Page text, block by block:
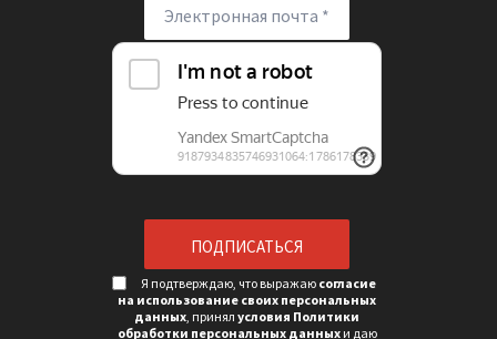
Я подтверждаю, что выражаю согласие
на использование своих персональных
данных, принял условия Политики
обработки персональных данныхи даю